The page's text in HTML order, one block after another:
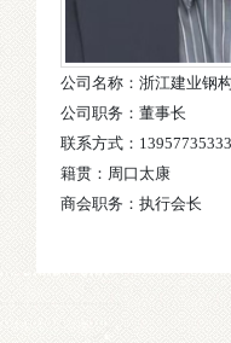
公司名称：浙江建业钢
公司职务：董事长
联系方式：13957735333
籍贯：周口太康
商会职务：执行会长